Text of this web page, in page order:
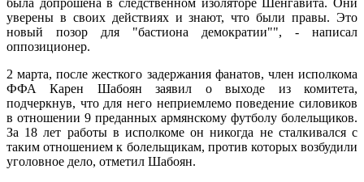
была допрошена в следственном изоляторе Шенгавита. Они
уверены в своих действиях и знают, что были правы. Это
новый позор для "бастиона демократии"", - написал
оппозиционер.
2 марта, после жесткого задержания фанатов, член исполкома
ФФА Карен Шабоян заявил о выходе из комитета,
подчеркнув, что для него неприемлемо поведение силовиков
в отношении 9 преданных армянскому футболу болельщиков.
За 18 лет работы в исполкоме он никогда не сталкивался с
таким отношением к болельщикам, против которых возбудили
уголовное дело, отметил Шабоян.